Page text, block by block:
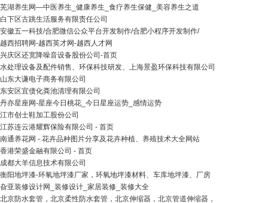
芜湖养生网—中医养生_健康养生_食疗养生保健_美容养生之道
白下区古跳生活服务有限责任公司
安徽五一科技/合肥微信公众平台开发制作/合肥小程序开发制作/
越西招聘网-越西英才网-越西人才网
兴庆区还宽降噪音设备股份公司-首页
水处理设备及配件销售、环保科技研发、上海景盈环保科技有限公司
山东大谦电子商务有限公司
东安区宜债化粪池清理有限公司
丹亦星座网-星座今日桃花_今日星座运势_感情运势
江市创士鞋加工股份公司
江苏连云港耀辉保险有限公司 - 首页
南通养花网 - 花卉品种图片分享及花卉种植、养殖技术大全网站
香港荣盛金融有限公司 - 首页
成都大羊信息技术有限公司
衡阳地坪漆-环氧地坪漆厂家，环氧地坪漆材料、车库地坪漆、厂房
旮亚装修设计网_装修设计_家居装修_装修大全
北京防水套管，北京柔性防水套管，北京伸缩器，北京管道伸缩器，